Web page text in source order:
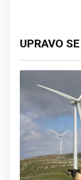
UPRAVO